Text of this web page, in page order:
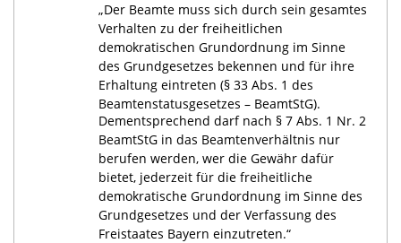
„Der Beamte muss sich durch sein gesamtes
Verhalten zu der freiheitlichen
demokratischen Grundordnung im Sinne
des Grundgesetzes bekennen und für ihre
Erhaltung eintreten (§ 33 Abs. 1 des
Beamtenstatusgesetzes – BeamtStG).
Dementsprechend darf nach § 7 Abs. 1 Nr. 2
BeamtStG in das Beamtenverhältnis nur
berufen werden, wer die Gewähr dafür
bietet, jederzeit für die freiheitliche
demokratische Grundordnung im Sinne des
Grundgesetzes und der Verfassung des
Freistaates Bayern einzutreten.“